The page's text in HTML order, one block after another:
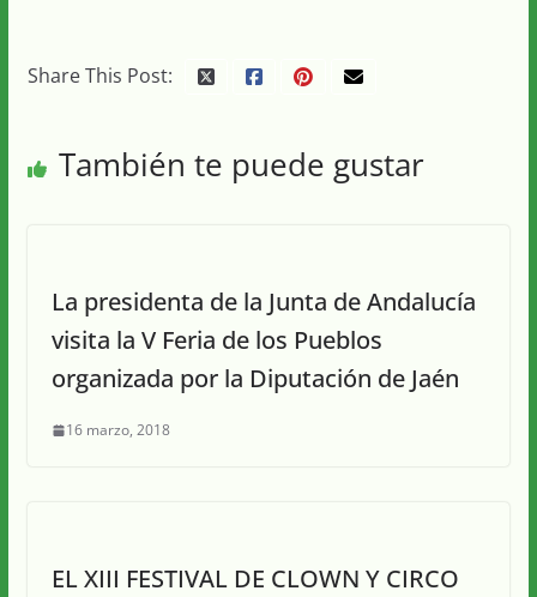
Share This Post:
También te puede gustar
La presidenta de la Junta de Andalucía
visita la V Feria de los Pueblos
organizada por la Diputación de Jaén
16 marzo, 2018
EL XIII FESTIVAL DE CLOWN Y CIRCO